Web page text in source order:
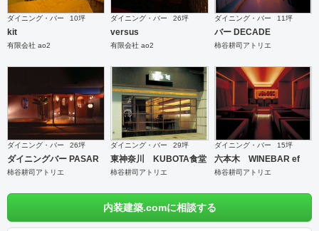
ダイニング・バー 10坪
kit
有限会社 ao2
ダイニング・バー 26坪
versus
有限会社 ao2
ダイニング・バー 11坪
バー DECADE
柿谷耕司アトリエ
ダイニング・バー 26坪
ダイニングバー PASAR
柿谷耕司アトリエ
ダイニング・バー 29坪
東神奈川 KUBOTA食堂
柿谷耕司アトリエ
ダイニング・バー 15坪
六本木 WINEBAR ef
柿谷耕司アトリエ
内装建築.comに相談する